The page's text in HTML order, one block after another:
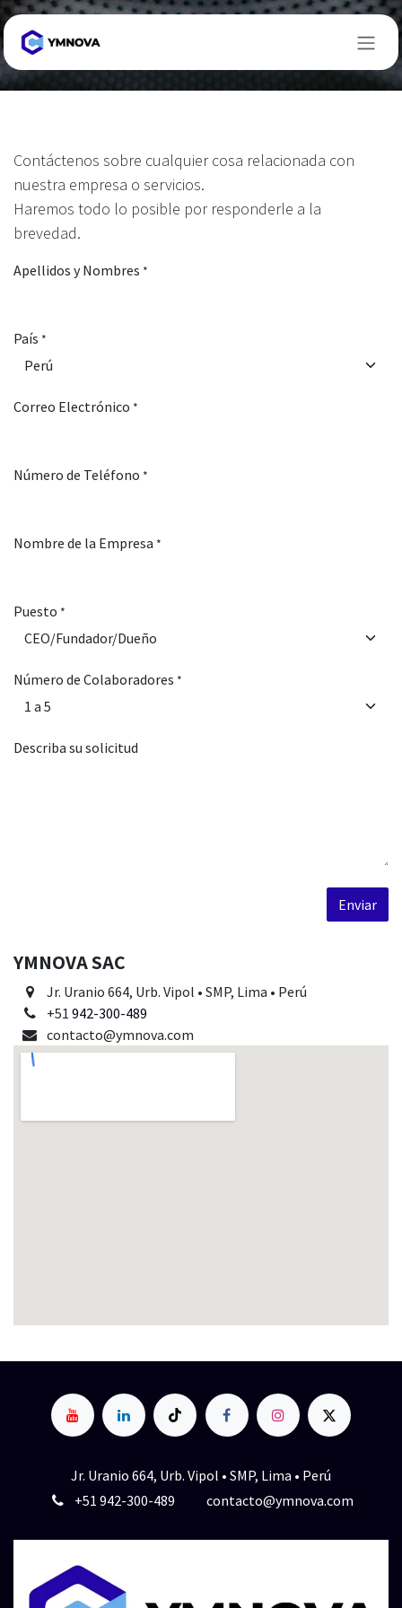
Ir al contenido
Contáctenos
Contáctenos sobre cualquier cosa relacionada con
nuestra empresa o servicios.
Haremos todo lo posible por responderle a la
brevedad.
Apellidos y Nombres *
País *
Correo Electrónico *
Número de Teléfono *
Nombre de la Empresa *
Puesto *
Número de Colaboradores *
Describa su solicitud
Enviar
YMNOVA SAC
Jr. Uranio 664, Urb. Vipol • SMP, Lima • Perú
+51 942-300-489
contacto@ymnova.com
Jr. Uranio 664, Urb. Vipol • SMP, Lima • Perú
+51 942-300-489
contacto@ymnova.com